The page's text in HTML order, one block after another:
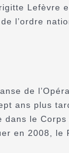
Lefèvre
l’ordre
de
ans plus
dans le
en 2008, le